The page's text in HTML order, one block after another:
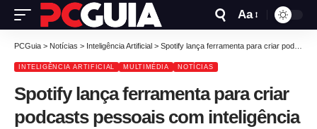
Aa
PCGuia > Notícias > Inteligência Artificial > Spotify lança ferramenta para criar podcasts pessoais com inteligência artificial
INTELIGÊNCIA ARTIFICIAL MULTIMÉDIA NOTÍCIAS
Spotify lança ferramenta para criar
podcasts pessoais com inteligência